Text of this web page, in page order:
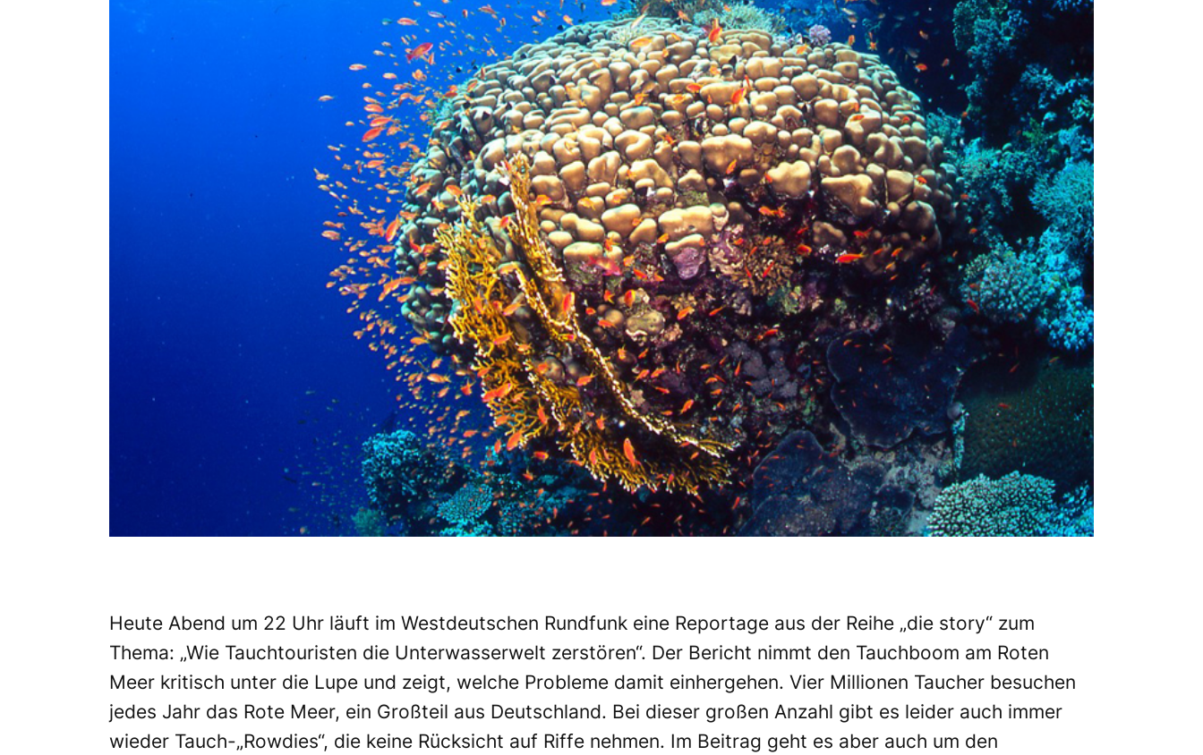
Heute Abend um 22 Uhr läuft im Westdeutschen Rundfunk eine Reportage aus der Reihe „die story“ zum
Thema: „Wie Tauchtouristen die Unterwasserwelt zerstören“. Der Bericht nimmt den Tauchboom am Roten
Meer kritisch unter die Lupe und zeigt, welche Probleme damit einhergehen. Vier Millionen Taucher besuchen
jedes Jahr das Rote Meer, ein Großteil aus Deutschland. Bei dieser großen Anzahl gibt es leider auch immer
wieder Tauch-„Rowdies“, die keine Rücksicht auf Riffe nehmen. Im Beitrag geht es aber auch um den